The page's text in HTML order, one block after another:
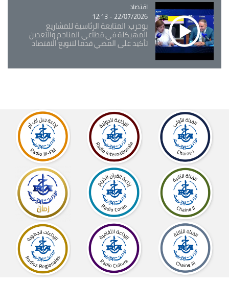
Catégorie
اقتصاد
22/07/2026 - 12:13
بوحرب: المتابعة الرئاسية للمشاريع
المهيكلة في قطاعي المناجم والتعدين
تأكيد على المضي قدما لتنويع الاقتصاد